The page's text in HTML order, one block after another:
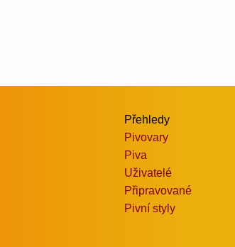
Přehledy
Pivovary
Piva
Uživatelé
Připravované
Pivní styly